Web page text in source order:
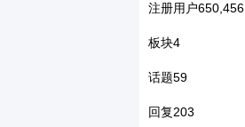
注册用户650,456
板块4
话题59
回复203